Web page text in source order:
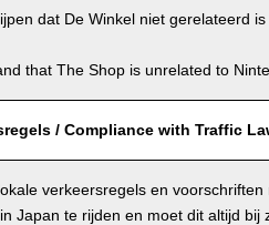
dat De Winkel niet gerelateerd
that The Shop is unrelated to
/ Compliance with Traffic
verkeersregels en
Japan te rijden en moet dit altijd